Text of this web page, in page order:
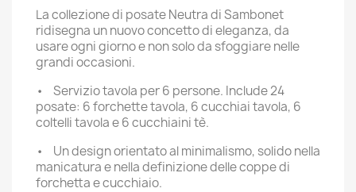
La collezione di posate Neutra di Sambonet
ridisegna un nuovo concetto di eleganza, da
usare ogni giorno e non solo da sfoggiare nelle
grandi occasioni.
• Servizio tavola per 6 persone. Include 24
posate: 6 forchette tavola, 6 cucchiai tavola, 6
coltelli tavola e 6 cucchiaini tè.
• Un design orientato al minimalismo, solido nella
manicatura e nella definizione delle coppe di
forchetta e cucchiaio.